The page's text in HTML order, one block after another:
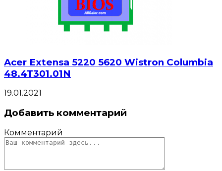
Acer Extensa 5220 5620 Wistron Columbia
48.4T301.01N
19.01.2021
Добавить комментарий
Комментарий